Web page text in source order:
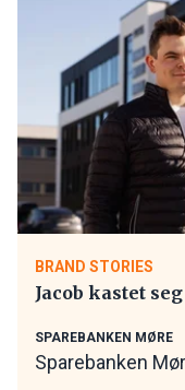
BRAND STORIES
Jacob kastet
SPAREBANKEN MØRE
Sparebanken